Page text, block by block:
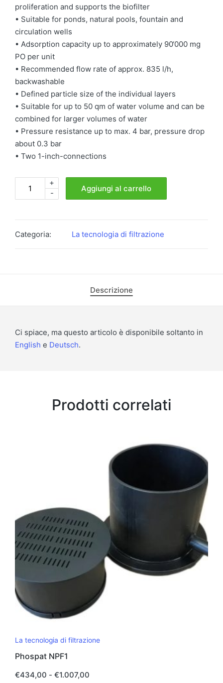
proliferation and supports the biofilter
• Suitable for ponds, natural pools, fountain and
circulation wells
• Adsorption capacity up to approximately 90‘000 mg
PO per unit
• Recommended flow rate of approx. 835 l/h,
backwashable
• Defined particle size of the individual layers
• Suitable for up to 50 qm of water volume and can be
combined for larger volumes of water
• Pressure resistance up to max. 4 bar, pressure drop
about 0.3 bar
• Two 1-inch-connections
PHOSPAT®1
-
+
Aggiungi al carrello
Categoria: La tecnologia di filtrazione
Descrizione
Ci spiace, ma questo articolo è disponibile soltanto in
English e Deutsch.
Prodotti correlati
Questo
ha
più
La tecnologia di filtrazione
Phospat NPF1
€434,00 - €1.007,00